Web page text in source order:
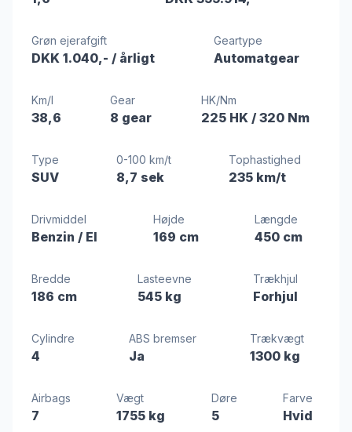
Grøn ejerafgift
DKK 1.040,- / årligt
Geartype
Automatgear
Km/l
38,6
Gear
8 gear
HK/Nm
225 HK / 320 Nm
Type
SUV
0-100 km/t
8,7 sek
Tophastighed
235 km/t
Drivmiddel
Benzin / El
Højde
169 cm
Længde
450 cm
Bredde
186 cm
Lasteevne
545 kg
Trækhjul
Forhjul
Cylindre
4
ABS bremser
Ja
Trækvægt
1300 kg
Airbags
7
Vægt
1755 kg
Døre
5
Farve
Hvid